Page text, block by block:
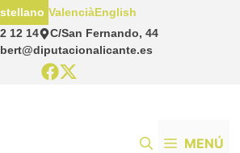
12 14
C/San Fernando, 44
ValenciàEnglish
MENÚ